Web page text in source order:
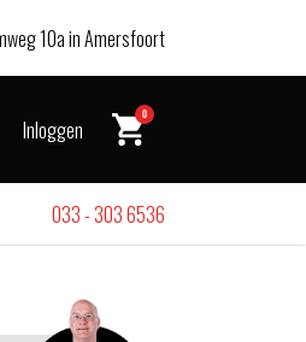
10a in Amersfoort
Inloggen
0
033 - 303 6536